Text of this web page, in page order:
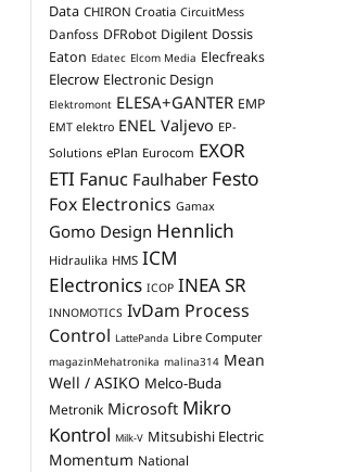
Data CHIRON Croatia CircuitMess
Danfoss DFRobot Digilent Dossis
Eaton Edatec Elcom Media Elecfreaks
Elecrow Electronic Design
Elektromont ELESA+GANTER EMP
EMT elektro ENEL Valjevo EP-
Solutions ePlan Eurocom EXOR
ETI Fanuc Faulhaber Festo
Fox Electronics Gamax
Gomo Design Hennlich
Hidraulika HMS ICM
Electronics ICOP INEA SR
INNOMOTICS IvDam Process
Control LattePanda Libre Computer
magazinMehatronika malina314 Mean
Well / ASIKO Melco-Buda
Metronik Microsoft Mikro
Kontrol Milk-V Mitsubishi Electric
Momentum National